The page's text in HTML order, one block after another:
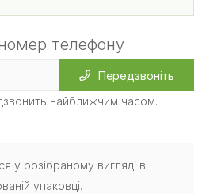
телефону
Передзвоніть
найближчим часом.
у розібраному вигляді в
упаковці.